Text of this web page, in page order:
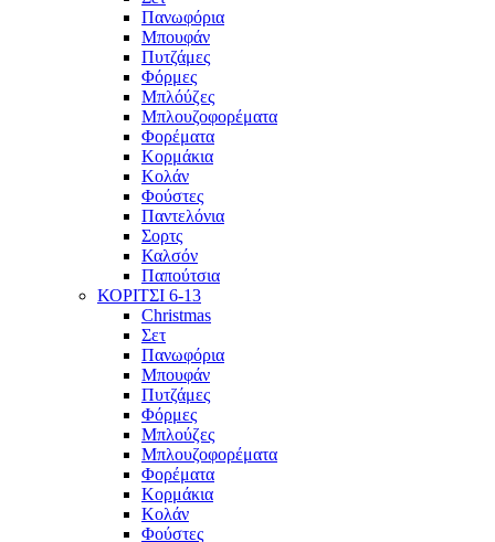
Πανωφόρια
Μπουφάν
Πυτζάμες
Φόρμες
Μπλόύζες
Μπλουζοφορέματα
Φορέματα
Κορμάκια
Κολάν
Φούστες
Παντελόνια
Σορτς
Καλσόν
Παπούτσια
ΚΟΡΙΤΣΙ 6-13
Christmas
Σετ
Πανωφόρια
Μπουφάν
Πυτζάμες
Φόρμες
Μπλούζες
Μπλουζοφορέματα
Φορέματα
Κορμάκια
Κολάν
Φούστες